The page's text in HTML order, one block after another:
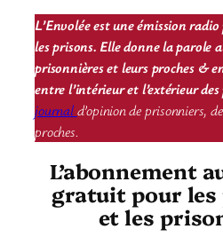
L’Envolée est une émission
les prisons. Elle donne la parole
prisonnières et leurs proches &
entre l’intérieur et l’extérieur
journald’opinion de prisonniers,
proches.
L’abonnement
gratuit pour
et les